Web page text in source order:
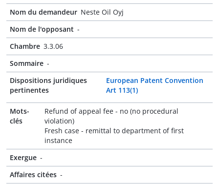
Nom du demandeur Neste Oil Oyj
Nom de l'opposant -
Chambre 3.3.06
Sommaire -
Dispositions juridiques
pertinentes
European Patent Convention
Art 113(1)
Mots-
clés
Refund of appeal fee - no (no procedural
violation)
Fresh case - remittal to department of first
instance
Exergue -
Affaires citées -